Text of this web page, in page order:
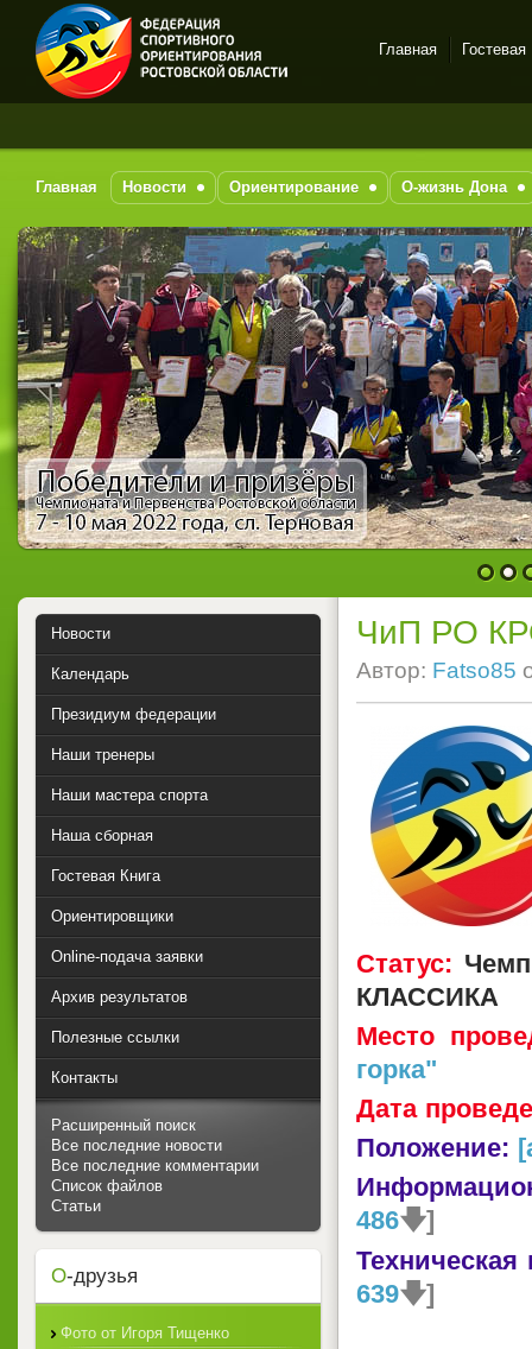
Спортивное
на-Дону
Главная Гостевая
Главная Новости Ориентирование О-жизнь Дона
1 2
ЧиП РО
Автор: Fatso85
Статус:
КЛАССИКА
Место
горка"
Дата
Положение:
486🡇]
639🡇]
Новости
Календарь
Президиум федерации
Наши тренеры
Наши мастера спорта
Наша сборная
Гостевая Книга
Ориентировщики
Online-подача заявки
Архив результатов
Полезные ссылки
Контакты
Расширенный поиск
Все последние новости
Все последние комментарии
Список файлов
Статьи
О-друзья
Фото от Игоря Тищенко